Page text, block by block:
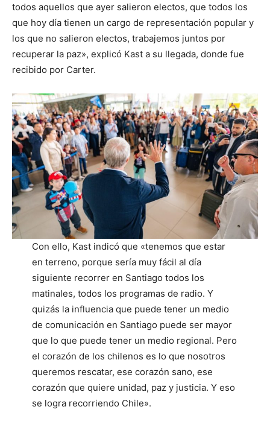
todos aquellos que ayer salieron electos, que todos los
que hoy día tienen un cargo de representación popular y
los que no salieron electos, trabajemos juntos por
recuperar la paz», explicó Kast a su llegada, donde fue
recibido por Carter.
Con ello, Kast indicó que «tenemos que estar
en terreno, porque sería muy fácil al día
siguiente recorrer en Santiago todos los
matinales, todos los programas de radio. Y
quizás la influencia que puede tener un medio
de comunicación en Santiago puede ser mayor
que lo que puede tener un medio regional. Pero
el corazón de los chilenos es lo que nosotros
queremos rescatar, ese corazón sano, ese
corazón que quiere unidad, paz y justicia. Y eso
se logra recorriendo Chile».